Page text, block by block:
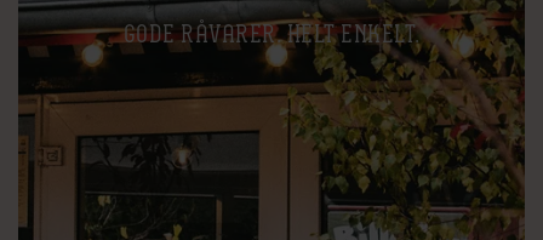
GODE RÅVARER. HELT ENKELT.